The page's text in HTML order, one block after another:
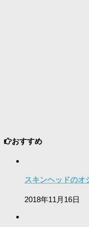
おすすめ
スキンヘッドのオ
2018年11月16日